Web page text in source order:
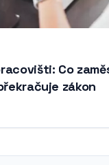
Co
zákon